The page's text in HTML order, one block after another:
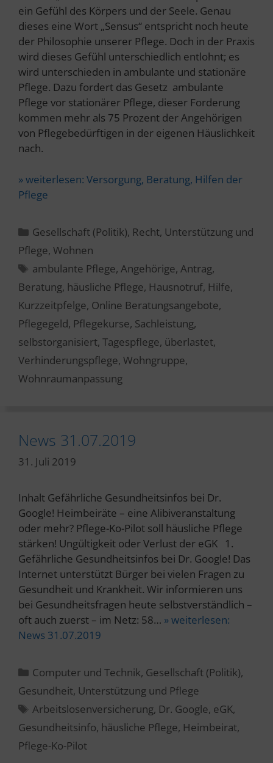
ein Gefühl des Körpers und der Seele. Genau
dieses eine Wort „Sensus“ entspricht noch heute
der Philosophie unserer Pflege. Doch in der Praxis
wird dieses Gefühl unterschiedlich entlohnt; es
wird unterschieden in ambulante und stationäre
Pflege. Dazu fordert das Gesetz ambulante
Pflege vor stationärer Pflege, dieser Forderung
kommen mehr als 75 Prozent der Angehörigen
von Pflegebedürftigen in der eigenen Häuslichkeit
nach.
» weiterlesen: Versorgung, Beratung, Hilfen der
Pflege
Kategorien
Gesellschaft (Politik), Recht, Unterstützung und
Pflege, Wohnen
Schlagwörter
ambulante Pflege, Angehörige, Antrag,
Beratung, häusliche Pflege, Hausnotruf, Hilfe,
Kurzzeitpfelge, Online Beratungsangebote,
Pflegegeld, Pflegekurse, Sachleistung,
selbstorganisiert, Tagespflege, überlastet,
Verhinderungspflege, Wohngruppe,
Wohnraumanpassung
News 31.07.2019
31. Juli 2019
Inhalt Gefährliche Gesundheitsinfos bei Dr.
Google! Heimbeiräte – eine Alibiveranstaltung
oder mehr? Pflege-Ko-Pilot soll häusliche Pflege
stärken! Ungültigkeit oder Verlust der eGK 1.
Gefährliche Gesundheitsinfos bei Dr. Google! Das
Internet unterstützt Bürger bei vielen Fragen zu
Gesundheit und Krankheit. Wir informieren uns
bei Gesundheitsfragen heute selbstverständlich –
oft auch zuerst – im Netz: 58… » weiterlesen:
News 31.07.2019
Kategorien
Computer und Technik, Gesellschaft (Politik),
Gesundheit, Unterstützung und Pflege
Schlagwörter
Arbeitslosenversicherung, Dr. Google, eGK,
Gesundheitsinfo, häusliche Pflege, Heimbeirat,
Pflege-Ko-Pilot